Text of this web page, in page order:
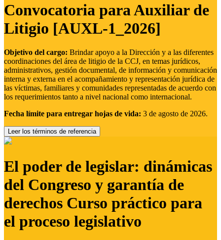
Convocatoria para Auxiliar de
Litigio [AUXL-1_2026]
Objetivo del cargo: Brindar apoyo a la Dirección y a las diferentes
coordinaciones del área de litigio de la CCJ, en temas jurídicos,
administrativos, gestión documental, de información y comunicación
interna y externa en el acompañamiento y representación jurídica de
las víctimas, familiares y comunidades representadas de acuerdo con
los requerimientos tanto a nivel nacional como internacional.
Fecha límite para entregar hojas de vida: 3 de agosto de 2026.
Leer los términos de referencia
El poder de legislar: dinámicas
del Congreso y garantía de
derechos Curso práctico para
el proceso legislativo